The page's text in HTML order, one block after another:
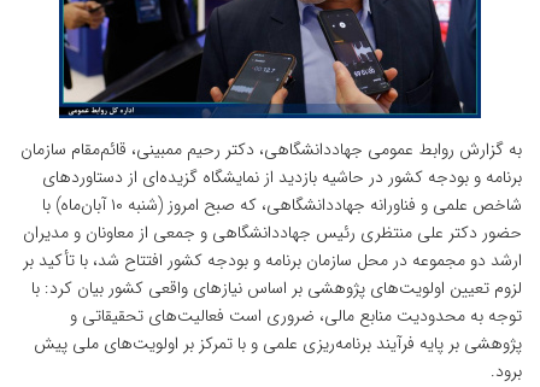
به گزارش روابط عمومی جهاددانشگاهی، دکتر رحیم ممبینی، قائم‌مقام سازمان
برنامه و بودجه کشور در حاشیه بازدید از نمایشگاه گزیده‌ای از دستاوردهای
شاخص علمی و فناورانه جهاددانشگاهی، که صبح امروز (شنبه ۱۰ آبان‌ماه) با
حضور دکتر علی منتظری رئیس جهاددانشگاهی و جمعی از معاونان و مدیران
ارشد دو مجموعه در محل سازمان برنامه و بودجه کشور افتتاح شد، با تأکید بر
لزوم تعیین اولویت‌های پژوهشی بر اساس نیازهای واقعی کشور بیان کرد: با
توجه به محدودیت منابع مالی، ضروری است فعالیت‌های تحقیقاتی و
پژوهشی بر پایه فرآیند برنامه‌ریزی علمی و با تمرکز بر اولویت‌های ملی پیش
برود.